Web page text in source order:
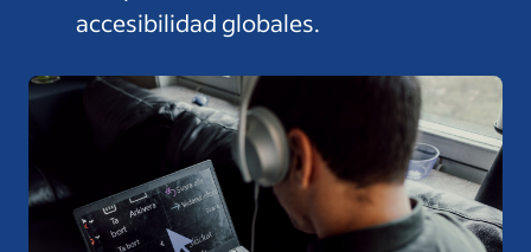
accesibilidad globales.